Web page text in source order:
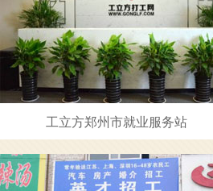
工立方郑州市就业服务站